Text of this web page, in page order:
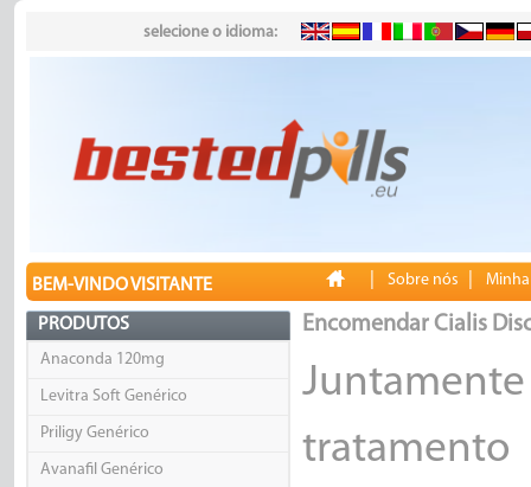
selecione o idioma:
BEM-VINDO VISITANTE Sobre nós
PRODUTOS
Anaconda 120mg
Levitra Soft Genérico
Priligy Genérico
Avanafil Genérico
Encomendar Cialis